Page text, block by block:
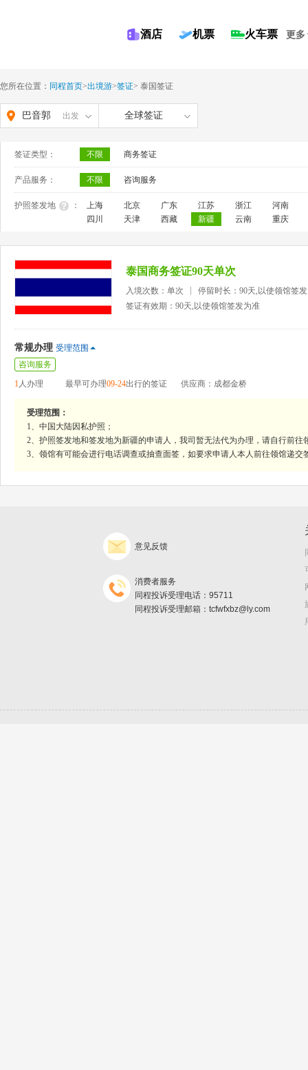
酒店 机票 火车票 更多
您所在位置： 同程首页>出境游>签证> 泰国签证
巴音郭 出发 全球签证
签证类型： 不限 商务签证
产品服务： 不限 咨询服务
护照签发地 ： 上海 北京 广东 江苏 浙江
河南
四川
天津 西藏 新疆 云南 重庆
泰国商务签证90天单次
入境次数：单次
停留时长：90天,以使领馆签
签证有效期：90天,以使领馆签发为准
常规办理 受理范围
咨询服务
1人办理 最早可办理09-24出行的签证 供应商：成都金桥
受理范围：
1、中国大陆因私护照；
2、护照签发地和签发地为新疆的申请人，我司暂无法代为办理，请自行前往
3、领馆有可能会进行电话调查或抽查面签，如要求申请人本人前往领馆递
意见反馈
消费者服务
同程投诉受理电话：95711
同程投诉受理邮箱：tcfwfxbz@ly.com